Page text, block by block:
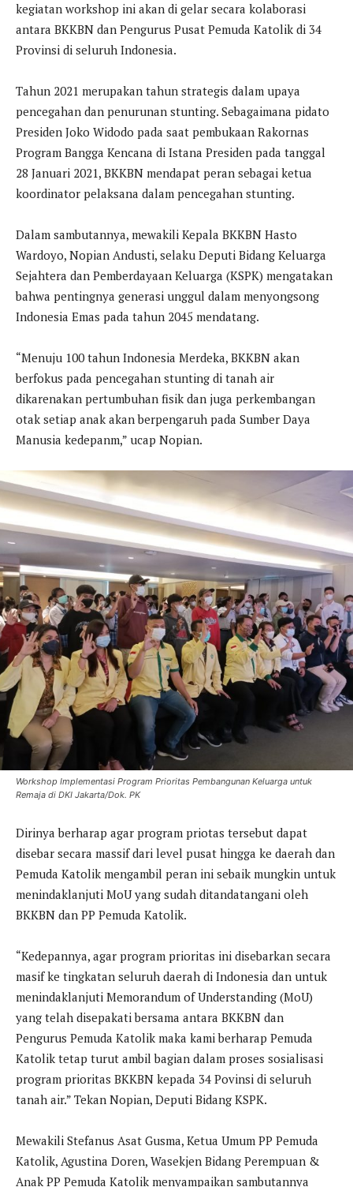
kegiatan workshop ini akan di gelar secara kolaborasi
antara BKKBN dan Pengurus Pusat Pemuda Katolik di 34
Provinsi di seluruh Indonesia.
Tahun 2021 merupakan tahun strategis dalam upaya
pencegahan dan penurunan stunting. Sebagaimana pidato
Presiden Joko Widodo pada saat pembukaan Rakornas
Program Bangga Kencana di Istana Presiden pada tanggal
28 Januari 2021, BKKBN mendapat peran sebagai ketua
koordinator pelaksana dalam pencegahan stunting.
Dalam sambutannya, mewakili Kepala BKKBN Hasto
Wardoyo, Nopian Andusti, selaku Deputi Bidang Keluarga
Sejahtera dan Pemberdayaan Keluarga (KSPK) mengatakan
bahwa pentingnya generasi unggul dalam menyongsong
Indonesia Emas pada tahun 2045 mendatang.
“Menuju 100 tahun Indonesia Merdeka, BKKBN akan
berfokus pada pencegahan stunting di tanah air
dikarenakan pertumbuhan fisik dan juga perkembangan
otak setiap anak akan berpengaruh pada Sumber Daya
Manusia kedepanm,” ucap Nopian.
Workshop Implementasi Program Prioritas Pembangunan Keluarga untuk
Remaja di DKI Jakarta/Dok. PK
Dirinya berharap agar program priotas tersebut dapat
disebar secara massif dari level pusat hingga ke daerah dan
Pemuda Katolik mengambil peran ini sebaik mungkin untuk
menindaklanjuti MoU yang sudah ditandatangani oleh
BKKBN dan PP Pemuda Katolik.
“Kedepannya, agar program prioritas ini disebarkan secara
masif ke tingkatan seluruh daerah di Indonesia dan untuk
menindaklanjuti Memorandum of Understanding (MoU)
yang telah disepakati bersama antara BKKBN dan
Pengurus Pemuda Katolik maka kami berharap Pemuda
Katolik tetap turut ambil bagian dalam proses sosialisasi
program prioritas BKKBN kepada 34 Povinsi di seluruh
tanah air.” Tekan Nopian, Deputi Bidang KSPK.
Mewakili Stefanus Asat Gusma, Ketua Umum PP Pemuda
Katolik, Agustina Doren, Wasekjen Bidang Perempuan &
Anak PP Pemuda Katolik menyampaikan sambutannya